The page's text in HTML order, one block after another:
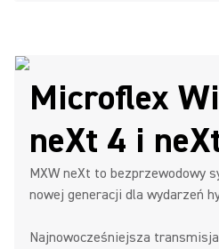
Microflex
neXt 4 i
MXW neXt to bezprzewodowy
nowej generacji dla wydarzeń
Najnowocześniejsza